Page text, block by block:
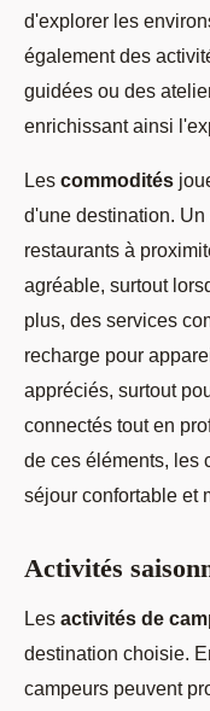
d'explorer les
également des
guidées ou des
enrichissant ainsi
Les commodités
d'une destination.
restaurants à
agréable, surtout
plus, des services
recharge pour
appréciés, surtout
connectés tout en
de ces éléments, les
séjour confortable et
Activités
Les activités de
destination choisie.
campeurs peuvent